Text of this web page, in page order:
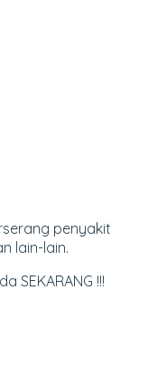
penyakit
lain-lain.
SEKARANG !!!